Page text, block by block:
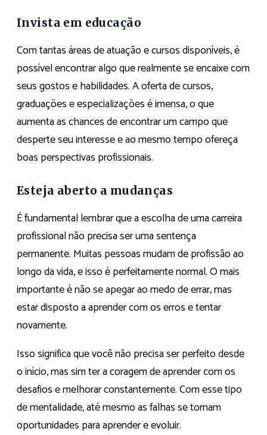
Invista em educação
Com tantas áreas de atuação e cursos disponíveis, é
possível encontrar algo que realmente se encaixe com
seus gostos e habilidades. A oferta de cursos,
graduações e especializações é imensa, o que
aumenta as chances de encontrar um campo que
desperte seu interesse e ao mesmo tempo ofereça
boas perspectivas profissionais.
Esteja aberto a mudanças
É fundamental lembrar que a escolha de uma carreira
profissional não precisa ser uma sentença
permanente. Muitas pessoas mudam de profissão ao
longo da vida, e isso é perfeitamente normal. O mais
importante é não se apegar ao medo de errar, mas
estar disposto a aprender com os erros e tentar
novamente.
Isso significa que você não precisa ser perfeito desde
o início, mas sim ter a coragem de aprender com os
desafios e melhorar constantemente. Com esse tipo
de mentalidade, até mesmo as falhas se tornam
oportunidades para aprender e evoluir.